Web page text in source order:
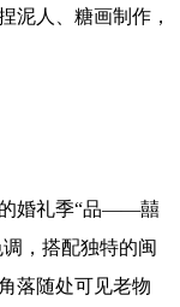
泥人、糖画制作，
婚礼季“品——囍
，搭配独特的闽
落随处可见老物